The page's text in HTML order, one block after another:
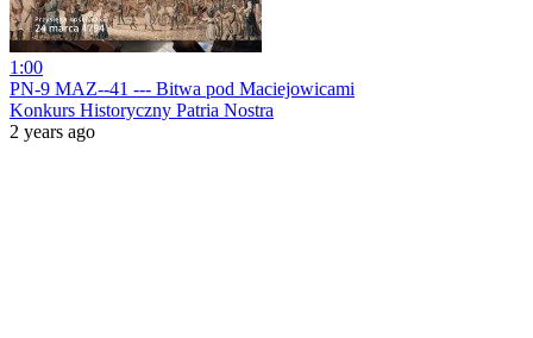
1:00
PN-9 MAZ--41 --- Bitwa pod Maciejowicami
Konkurs Historyczny Patria Nostra
2 years ago